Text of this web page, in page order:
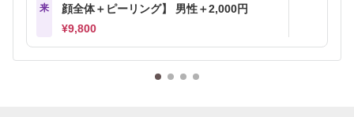
来
顔全体＋ピーリング】 男性＋2,000円
¥9,800